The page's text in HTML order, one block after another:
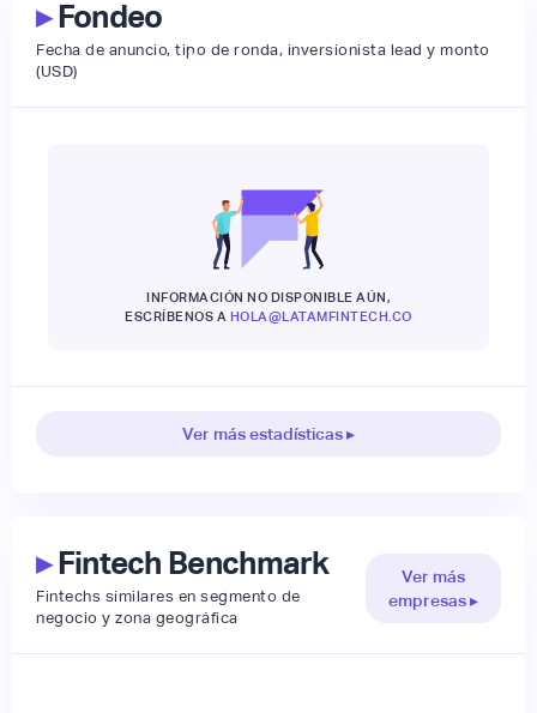
▸Fondeo
Fecha de anuncio, tipo de ronda, inversionista lead y monto
(USD)
INFORMACIÓN NO DISPONIBLE AÚN,
ESCRÍBENOS A HOLA@LATAMFINTECH.CO
Ver más estadísticas ▸
▸Fintech Benchmark
Fintechs similares en segmento de
negocio y zona geográfica
Ver más
empresas ▸